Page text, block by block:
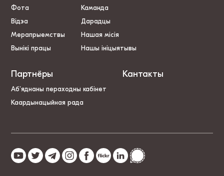
Фота
Відэа
Мерапрыемствы
Вынікі працы
Каманда
Дарадцы
Нашая місія
Нашы ініцыятывы
Партнёры
Аб’яднаны пераходны кабінет
Каардынацыйная рада
Кантакты